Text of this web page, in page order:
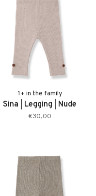
1+ in the family
Sina | Legging | Nude
€30,00